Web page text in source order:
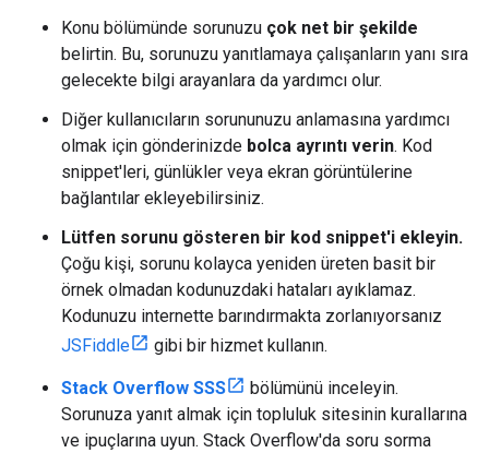
Konu bölümünde sorunuzu çok net bir şekilde
belirtin. Bu, sorunuzu yanıtlamaya çalışanların yanı sıra
gelecekte bilgi arayanlara da yardımcı olur.
Diğer kullanıcıların sorununuzu anlamasına yardımcı
olmak için gönderinizde bolca ayrıntı verin. Kod
snippet'leri, günlükler veya ekran görüntülerine
bağlantılar ekleyebilirsiniz.
Lütfen sorunu gösteren bir kod snippet'i ekleyin.
Çoğu kişi, sorunu kolayca yeniden üreten basit bir
örnek olmadan kodunuzdaki hataları ayıklamaz.
Kodunuzu internette barındırmakta zorlanıyorsanız
JSFiddle
gibi bir hizmet kullanın.
Stack Overflow SSS
bölümünü inceleyin.
Sorunuza yanıt almak için topluluk sitesinin kurallarına
ve ipuçlarına uyun. Stack Overflow'da soru sorma